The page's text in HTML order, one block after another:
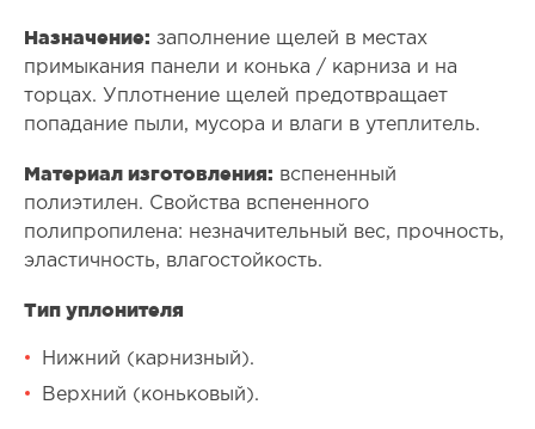
Назначение: заполнение щелей в местах
примыкания панели и конька / карниза и на
торцах. Уплотнение щелей предотвращает
попадание пыли, мусора и влаги в утеплитель.
Материал изготовления: вспененный
полиэтилен. Свойства вспененного
полипропилена: незначительный вес, прочность,
эластичность, влагостойкость.
Тип уплонителя
Нижний (карнизный).
Верхний (коньковый).